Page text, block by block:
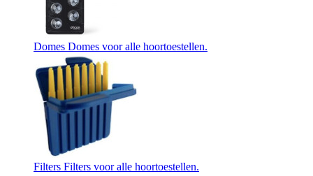
Domes Domes voor alle hoortoestellen.
Filters Filters voor alle hoortoestellen.